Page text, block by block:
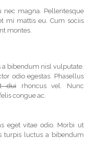
magna. Pellentesque
mi mattis eu. Cum sociis
montes.
bibendum nisl vulputate.
odio egestas. Phasellus
duirhoncus vel. Nunc
congue ac.
eget vitae odio. Morbi ut
turpis luctus a bibendum